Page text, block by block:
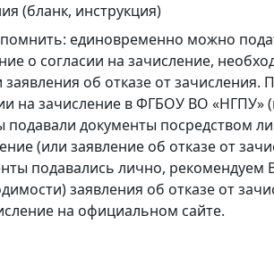
(бланк, инструкция)
единовременно можно
о согласии на зачисление,
заявления об отказе от
на зачисление в ФГБОУ ВО «НГПУ»
подавали документы посредством
(или заявление об отказе от
подавались лично, рекомендуем
заявления об отказе от
на официальном сайте.